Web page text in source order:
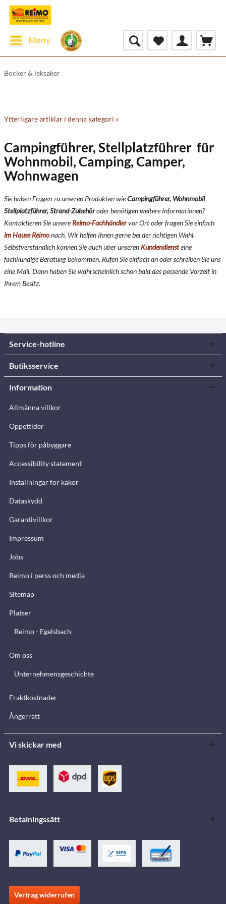
Meny
Böcker & leksaker
Ytterligare artiklar i denna kategori »
Campingführer, Stellplatzführer für
Wohnmobil, Camping, Camper,
Wohnwagen
Sie haben Fragen zu unseren Produkten wieCampingführer, Wohnmobil
Stellplatzführer, Strand-Zubehöroder benötigen weitere Informationen?
Kontaktieren Sie unsereReimo-Fachhändlervor Ort oder fragen Sie einfach
im Hause Reimonach. Wir helfen Ihnen gerne bei der richtigen Wahl.
Selbstverständlich können Sie auch über unseren Kundendiensteine
fachkundige Beratung bekommen. Rufen Sie einfach an oder schreiben Sie uns
eine Mail. Dann haben Sie wahrscheinlich schon bald das passende Vorzelt in
Ihrem Besitz.
Service-hotline
Butiksservice
Information
Allmänna villkor
Öppettider
Tipps för påbyggare
Accessibility statement
Inställningar för kakor
Dataskydd
Garantivillkor
Impressum
Jobs
Reimo i perss och media
Sitemap
Platser
Reimo - Egelsbach
Om oss
Unternehmensgeschichte
Fraktkostnader
Ångerrätt
Vi skickar med
Betalningssätt
Vertrag widerrufen